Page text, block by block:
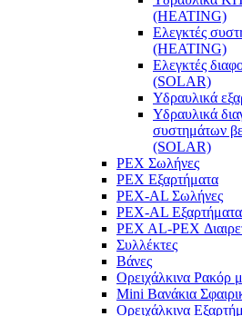
(HEATING)
Ελεγκτές
(ΗΕΑΤING)
Ελεγκτές
(SOLAR)
Υδραυλικά
Υδραυλικά
συστημάτων
(SOLAR)
PEX Σωλήνες
PEX Εξαρτήματα
PEX-AL Σωλήνες
PEX-AL Εξαρτήματα
PEX AL-PEX
Συλλέκτες
Βάνες
Ορειχάλκινα Ρακόρ
Mini Βανάκια
Ορειχάλκινα